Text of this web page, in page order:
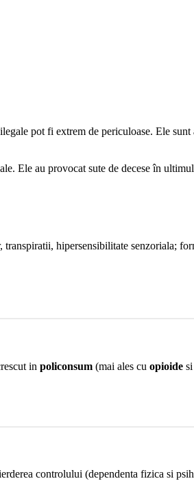
pot fi extrem de periculoase. Ele
Ele au provocat sute de decese în
transpiratii, hipersensibilitate senzoriala;
in policonsum (mai ales cu opioide
controlului (dependenta fizica si